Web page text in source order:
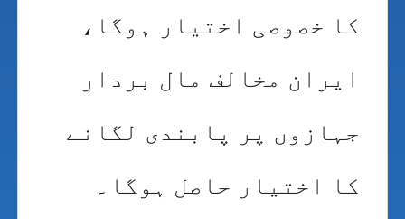
کا خصوصی اختیار ہوگا،
ایران مخالف مال بردار
جہازوں پر پابندی لگانے
کا اختیار حاصل ہوگا۔